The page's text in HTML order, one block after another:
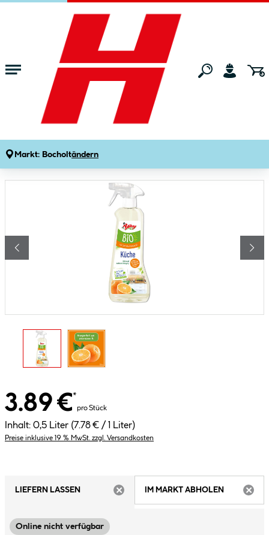
Zum Hauptinhalt springen
Markt: Bocholtändern
Wohnen Haushaltsbedarf
Poliboy Bio Küchenreiniger 500 ml
Artikelnummer: 206073
3.89 €*
pro Stück
Inhalt: 0,5 Liter (7.78 € / 1 Liter)
Preise inklusive 19 % MwSt. zzgl. Versandkosten
LIEFERN LASSEN
IM MARKT ABHOLEN
Online nicht verfügbar